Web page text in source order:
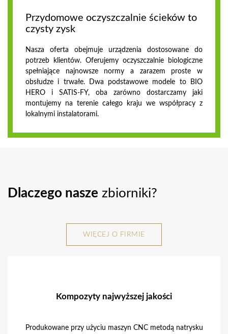
Przydomowe oczyszczalnie ścieków to
czysty zysk
Nasza oferta obejmuje urządzenia dostosowane do
potrzeb klientów. Oferujemy oczyszczalnie biologiczne
spełniające najnowsze normy a zarazem proste w
obsłudze i trwałe. Dwa podstawowe modele to BIO
HERO i SATIS-FY, oba zarówno dostarczamy jaki
montujemy na terenie całego kraju we współpracy z
lokalnymi instalatorami.
Dlaczego nasze zbiorniki?
WIĘCEJ O FIRMIE
Kompozyty najwyższej jakości
Produkowane przy użyciu maszyn CNC metodą natrysku